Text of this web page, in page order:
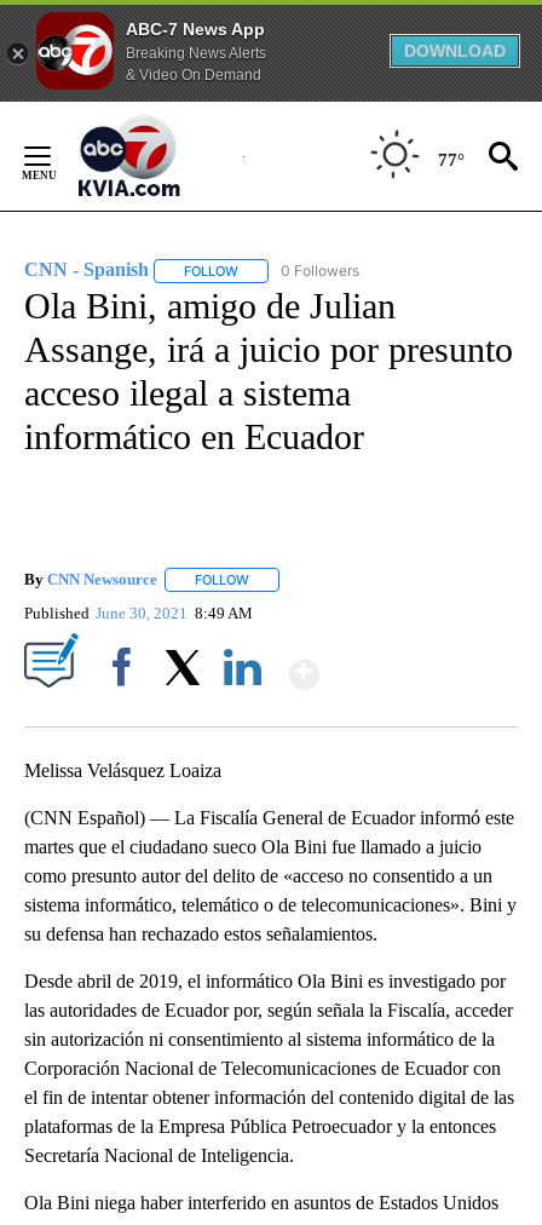
ABC-7 News App
Breaking News Alerts
& Video On Demand
DOWNLOAD
Content
77°
CNN - Spanish FOLLOW FOLLOW "CNN - SPANISH" TO RECEIVE
0 Followers
Ola Bini, amigo de Julian
Assange, irá a juicio por presunto
acceso ilegal a sistema
informático en Ecuador
By CNN Newsource FOLLOW
Published June 30, 2021 8:49 AM
Melissa Velásquez Loaiza
(CNN Español) — La Fiscalía General de Ecuador informó este
martes que el ciudadano sueco Ola Bini fue llamado a juicio
como presunto autor del delito de «acceso no consentido a un
sistema informático, telemático o de telecomunicaciones». Bini y
su defensa han rechazado estos señalamientos.
Desde abril de 2019, el informático Ola Bini es investigado por
las autoridades de Ecuador por, según señala la Fiscalía, acceder
sin autorización ni consentimiento al sistema informático de la
Corporación Nacional de Telecomunicaciones de Ecuador con
el fin de intentar obtener información del contenido digital de las
plataformas de la Empresa Pública Petroecuador y la entonces
Secretaría Nacional de Inteligencia.
Ola Bini niega haber interferido en asuntos de Estados Unidos